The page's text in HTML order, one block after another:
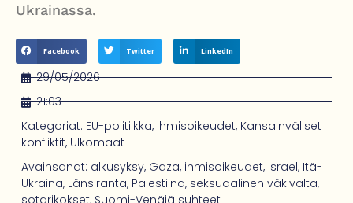
Ukrainassa.
Facebook Twitter LinkedIn
29/05/2026
21:03
Kategoriat: EU-politiikka, Ihmisoikeudet, Kansainväliset
konfliktit, Ulkomaat
Avainsanat: alkusyksy, Gaza, ihmisoikeudet, Israel, Itä-
Ukraina, Länsiranta, Palestiina, seksuaalinen väkivalta,